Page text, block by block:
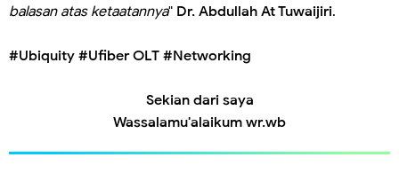
balasan atas ketaatannya" Dr. Abdullah At Tuwaijiri.
#Ubiquity #Ufiber OLT #Networking
Sekian dari saya
Wassalamu'alaikum wr.wb